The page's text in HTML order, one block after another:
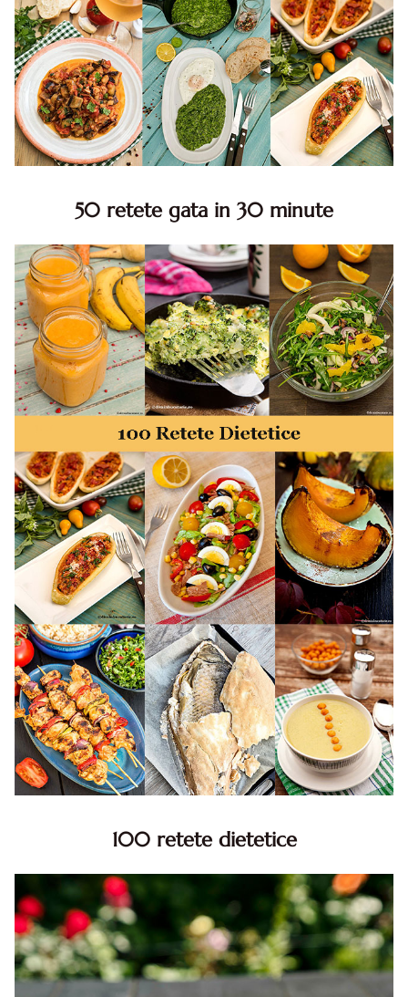
50 retete gata in 30 minute
minute. Retete rapide. Retete rapide de mancare. Idei
retete mancare rapid
100 retete dietetice
dietetice. Idei retete dietetice. 100 Retete mancare
pentru dieta.